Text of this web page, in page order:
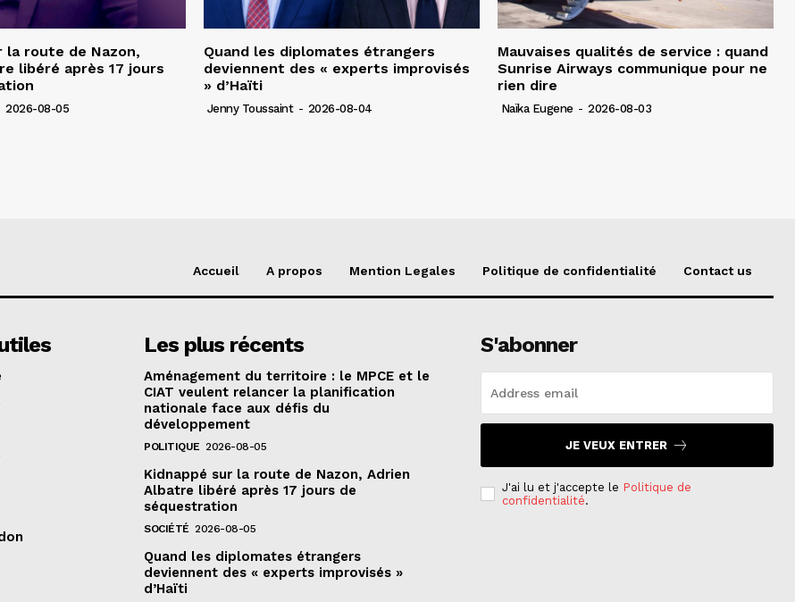
la route de Nazon,
libéré après 17 jours
2026-08-05
Quand les diplomates étrangers
deviennent des « experts improvisés
» d’Haïti
Jenny Toussaint - 2026-08-04
Mauvaises qualités de service : quand
Sunrise Airways communique pour ne
rien dire
Naïka Eugene - 2026-08-03
Accueil A propos Mention Legales Politique de confidentialité Contact us
Les plus récents
Aménagement du territoire : le MPCE et le
CIAT veulent relancer la planification
nationale face aux défis du
développement
POLITIQUE 2026-08-05
Kidnappé sur la route de Nazon, Adrien
Albatre libéré après 17 jours de
séquestration
SOCIÉTÉ 2026-08-05
Quand les diplomates étrangers
deviennent des « experts improvisés »
d’Haïti
S'abonner
JE VEUX ENTRER
J'ai lu et j'accepte le Politique de
confidentialité.